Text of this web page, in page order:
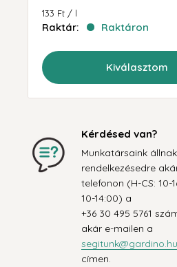
133 Ft / l
Raktár: Raktáron
Kiválasztom
Kérdésed van?
Munkatársaink állnak
rendelkezésedre
telefonon (H-CS: 10-
10-14:00) a
+36 30 495 5761
akár e-mailen a
segitunk@gardino.hu
címen.